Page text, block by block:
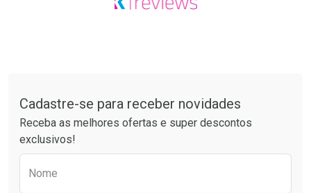
Ativar Desconto
Comprar sem Desconto
Comprar sem Desconto
Por R$ 49,89/cada
Ativar Desconto
Comprar sem Desconto
Comprar sem Desconto
Cadastre-se para receber novidades
Receba as melhores ofertas e super descontos
exclusivos!
Nome